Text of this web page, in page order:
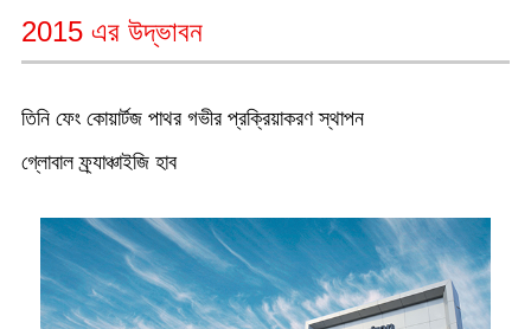
2015 এর উদ্ভাবন
তিনি ফেং কোয়ার্টজ পাথর গভীর প্রক্রিয়াকরণ স্থাপন
গ্লোবাল ফ্র্যাঞ্চাইজি হাব